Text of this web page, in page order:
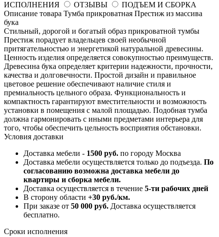
ИСПОЛНЕНИЯ
ОТЗЫВЫ
ПОДЪЕМ И СБОРКА
Описание товара Тумба прикроватная Престиж из массива
бука
Стильный, дорогой и богатый образ прикроватной тумбы
Престиж порадует владельцев своей необычной
притягательностью и энергетикой натуральной древесины.
Ценность изделия определяется совокупностью преимуществ.
Древесина бука определяет критерии надежности, прочности,
качества и долговечности. Простой дизайн и правильное
цветовое решение обеспечивают наличие стиля и
премиальность цельного образа. Функциональность и
компактность гарантируют вместительности и возможность
установки в помещения с малой площадью. Подобная тумба
должна гармонировать с иными предметами интерьера для
того, чтобы обеспечить цельность восприятия обстановки.
Условия доставки
Доставка мебели - 1500 руб. по городу Москва
Доставка мебели осуществляется только до подъезда. По
согласованию возможна доставка мебели до
квартиры и сборка мебели.
Доставка осуществляется в течение 5-ти рабочих дней
В сторону области +30 руб./км.
При заказе от 50 000 руб. Доставка осуществляется
бесплатно.
Сроки исполнения